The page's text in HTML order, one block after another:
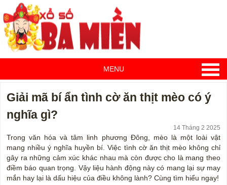
MENU
Giải mã bí ẩn tình cờ ăn thịt mèo có ý
nghĩa gì?
14 Tháng 2 2025
Trong văn hóa và tâm linh phương Đông, mèo là một loài vật
mang nhiều ý nghĩa huyền bí. Việc tình cờ ăn thịt mèo không chỉ
gây ra những cảm xúc khác nhau mà còn được cho là mang theo
điềm báo quan trọng. Vậy liệu hành động này có mang lại sự may
mắn hay lại là dấu hiệu của điều không lành? Cùng tìm hiểu ngay!